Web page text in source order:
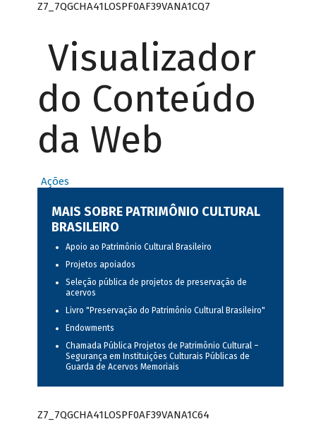
Z7_7QGCHA41LOSPF0AF39VANA1CQ7
Visualizador
do Conteúdo
da Web
Ações
MAIS SOBRE PATRIMÔNIO CULTURAL
BRASILEIRO
Apoio ao Patrimônio Cultural Brasileiro
Projetos apoiados
Seleção pública de projetos de preservação de
acervos
Livro "Preservação do Patrimônio Cultural Brasileiro"
Endowments
Chamada Pública Projetos de Patrimônio Cultural –
Segurança em Instituições Culturais Públicas de
Guarda de Acervos Memoriais
Z7_7QGCHA41LOSPF0AF39VANA1C64